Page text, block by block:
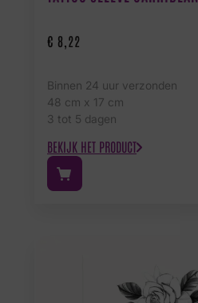
€ 8,22
Binnen 24 uur verzonden
48 cm x 17 cm
3 tot 5 dagen
BEKIJK HET PRODUCT